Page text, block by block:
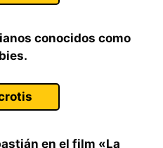
conocidos como
en el film «La